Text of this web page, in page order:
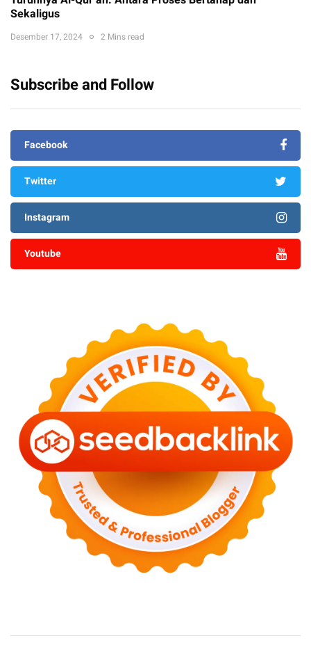
Sekaligus
Desember 17, 2024 2 Mins read
Subscribe and Follow
Facebook
Twitter
Instagram
Youtube